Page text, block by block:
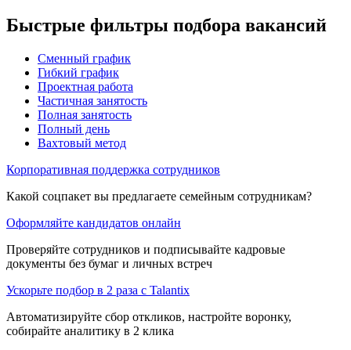
Быстрые фильтры подбора вакансий
Сменный график
Гибкий график
Проектная работа
Частичная занятость
Полная занятость
Полный день
Вахтовый метод
Корпоративная поддержка сотрудников
Какой соцпакет вы предлагаете семейным сотрудникам?
Оформляйте кандидатов онлайн
Проверяйте сотрудников и подписывайте кадровые
документы без бумаг и личных встреч
Ускорьте подбор в 2 раза с Talantix
Автоматизируйте сбор откликов, настройте воронку,
собирайте аналитику в 2 клика